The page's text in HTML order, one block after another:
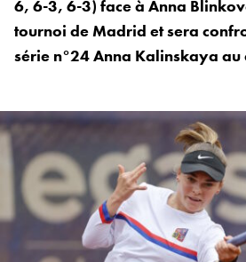
6, 6-3, 6-3) face à Anna
tournoi de Madrid et sera
série n°24 Anna Kalinskaya